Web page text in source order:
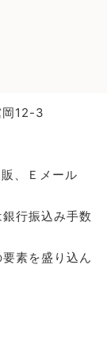
岡12-3
、Ｅメール
行振込み手数
素を盛り込ん